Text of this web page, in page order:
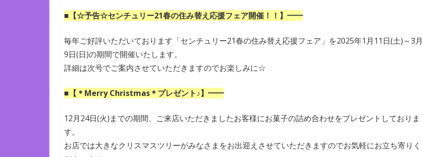
■【☆予告☆センチュリー21春の住み替え応援フェア開催！！】━━
毎年ご好評いただいております「センチュリー21春の住み替え応援フェア」を2025年1月11日(土)～3月
9日(日)の期間で開催いたします。
詳細は次号でご案内させていただきますのでお楽しみに☆
■【＊Merry Christmas＊プレゼント♪】━━
12月24日(火)までの期間、ご来店いただきましたお客様にお菓子の詰め合わせをプレゼントしておりま
す。
お店では大きなクリスマスツリーがみなさまをお出迎えさせていただきますのでお気軽にお立ち寄りく